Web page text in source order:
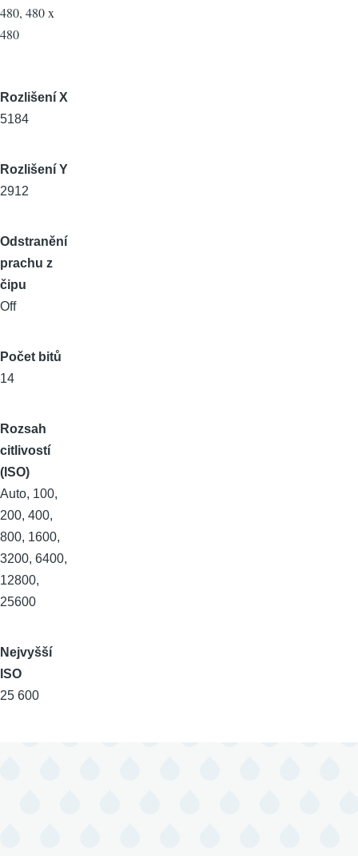
480, 480 x
480
Rozlišení X
5184
Rozlišení Y
2912
Odstranění
prachu z
čipu
Off
Počet bitů
14
Rozsah
citlivostí
(ISO)
Auto, 100,
200, 400,
800, 1600,
3200, 6400,
12800,
25600
Nejvyšší
ISO
25 600